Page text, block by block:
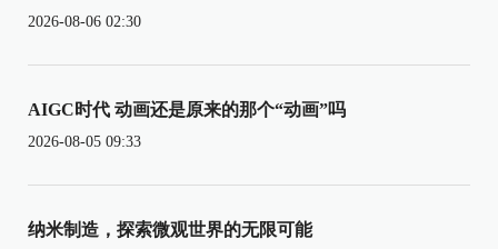
2026-08-06 02:30
AIGC时代 动画还是原来的那个“动画”吗
2026-08-05 09:33
纳米制造，探索微观世界的无限可能